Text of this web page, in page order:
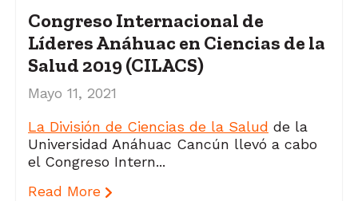
Congreso Internacional de
Líderes Anáhuac en Ciencias de la
Salud 2019 (CILACS)
Mayo 11, 2021
La División de Ciencias de la Salud de la
Universidad Anáhuac Cancún llevó a cabo
el Congreso Intern...
Read More